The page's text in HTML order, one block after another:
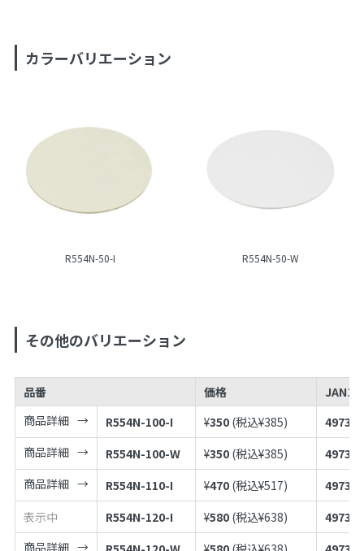
カラーバリエーション
R554N-50-I R554N-50-W
その他のバリエーション
品番 価格
JANコ
商品詳細
R554N-100-I ¥350 (税込¥385)
商品詳細
R554N-100-W ¥350 (税込¥385)
商品詳細
R554N-110-I ¥470 (税込¥517)
表示中
R554N-120-I ¥580 (税込¥638)
商品詳細